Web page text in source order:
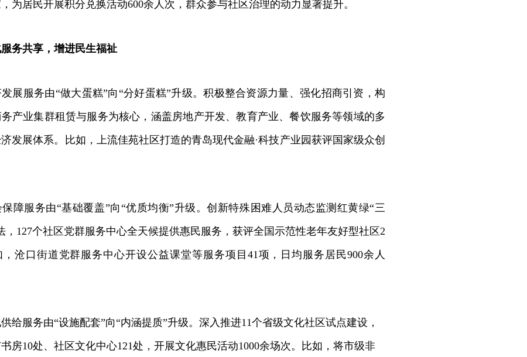
为居民开展积分兑换活动600余人次，群众参与社区治理的动力显著提升。
务共享，增进民生福祉
服务由“做大蛋糕”向“分好蛋糕”升级。积极整合资源力量、强化招商引资，构
产业集群租赁与服务为核心，涵盖房地产开发、教育产业、餐饮服务等领域的多
发展体系。比如，上流佳苑社区打造的青岛现代金融·科技产业园获评国家级众创
服务由“基础覆盖”向“优质均衡”升级。创新特殊困难人员动态监测红黄绿“三
，127个社区党群服务中心全天候提供惠民服务，获评全国示范性老年友好型社区2
沧口街道党群服务中心开设公益课堂等服务项目41项，日均服务居民900余人
服务由“设施配套”向“内涵提质”升级。深入推进11个省级文化社区试点建设，
房10处、社区文化中心121处，开展文化惠民活动1000余场次。比如，将市级非